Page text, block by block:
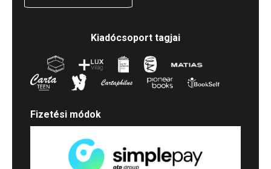
Kiadócsoport tagjai
Fizetési módok